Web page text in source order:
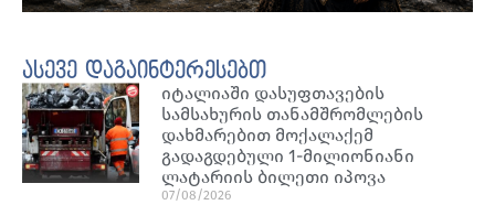
ასევე დაგაინტერესებთ
იტალიაში დასუფთავების
სამსახურის თანამშრომლების
დახმარებით მოქალაქემ
გადაგდებული 1-მილიონიანი
ლატარიის ბილეთი იპოვა
07/08/2026